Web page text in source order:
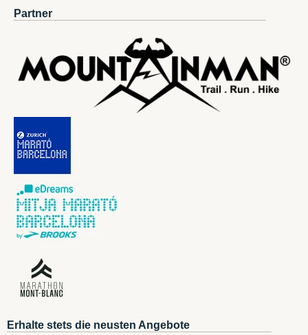
Partner
Erhalte stets die neusten Angebote